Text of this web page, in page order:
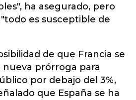
ha asegurado, pero
es susceptible de
de que Francia se
nueva prórroga para
por debajo del 3%,
que España se ha